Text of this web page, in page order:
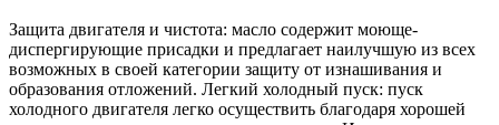
Защита двигателя и чистота: масло содержит моюще-
диспергирующие присадки и предлагает наилучшую из всех
возможных в своей категории защиту от изнашивания и
образования отложений. Легкий холодный пуск: пуск
холодного двигателя легко осуществить благодаря хорошей